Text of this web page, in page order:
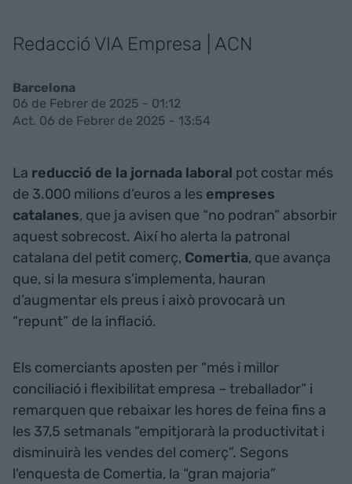
Redacció VIA Empresa | ACN
Barcelona
06 de Febrer de 2025 - 01:12
Act. 06 de Febrer de 2025 - 13:54
La reducció de la jornada laboral pot costar més
de 3.000 milions d’euros a les empreses
catalanes, que ja avisen que “no podran” absorbir
aquest sobrecost. Així ho alerta la patronal
catalana del petit comerç, Comertia, que avança
que, si la mesura s’implementa, hauran
d’augmentar els preus i això provocarà un
“repunt” de la inflació.
Els comerciants aposten per “més i millor
conciliació i flexibilitat empresa – treballador” i
remarquen que rebaixar les hores de feina fins a
les 37,5 setmanals “empitjorarà la productivitat i
disminuirà les vendes del comerç”. Segons
l'enquesta de Comertia, la “gran majoria”